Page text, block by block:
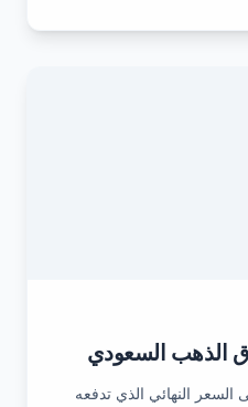
الذهب السعودي
النهائي الذي تدفعه